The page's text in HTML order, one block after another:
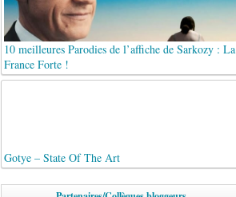
10 meilleures Parodies de l’affiche de Sarkozy : La
France Forte !
Gotye – State Of The Art